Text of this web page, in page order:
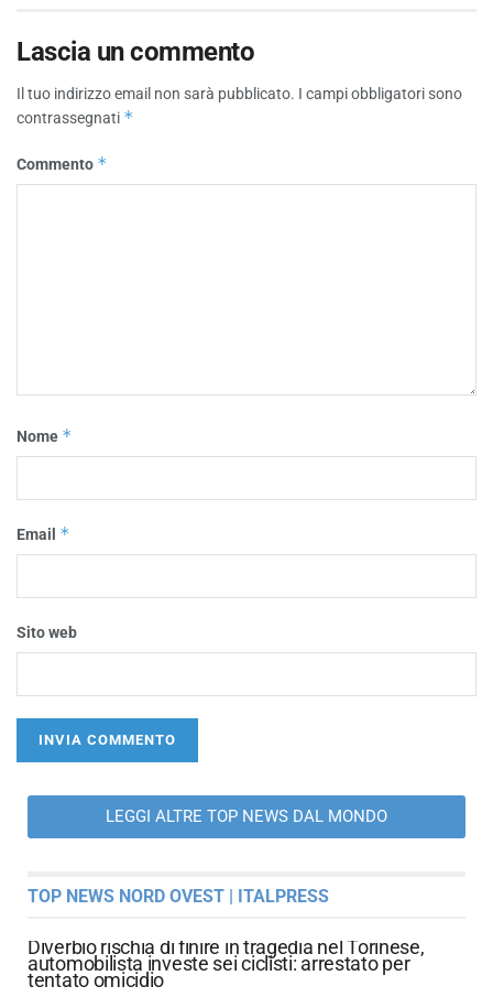
Lascia un commento
Il tuo indirizzo email non sarà pubblicato. I campi obbligatori sono
contrassegnati *
Commento *
Nome *
Email *
Sito web
LEGGI ALTRE TOP NEWS DAL MONDO
TOP NEWS NORD OVEST | ITALPRESS
Diverbio rischia di finire in tragedia nel Torinese,
automobilista investe sei ciclisti: arrestato per
tentato omicidio